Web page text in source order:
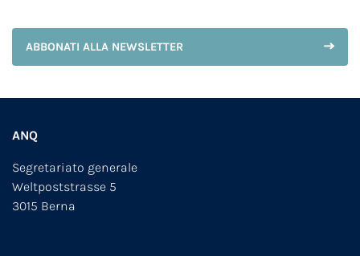
ABBONATI ALLA NEWSLETTER
ANQ
Segretariato generale
Weltpoststrasse 5
3015 Berna